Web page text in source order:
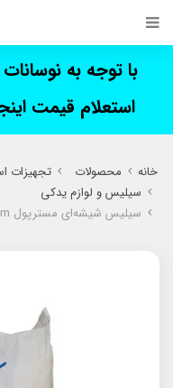
با توجه به
استعلام قیمت
خانه محصولات تجهیزات
سیلیس و لوازم یدکی
سیلیس شیشه‌ای مسترپول MR.POOL 1mm~2mm